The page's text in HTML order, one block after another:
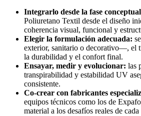
Integrarlo desde la fase
Poliuretano Textil desde el diseño
coherencia visual, funcional y
Elegir la formulación adecuada:
exterior, sanitario o decorativo—, el
la durabilidad y el confort final.
Ensayar, medir y evolucionar: las
transpirabilidad y estabilidad UV
consistente.
Co-crear con fabricantes
equipos técnicos como los de
material a los desafíos reales de